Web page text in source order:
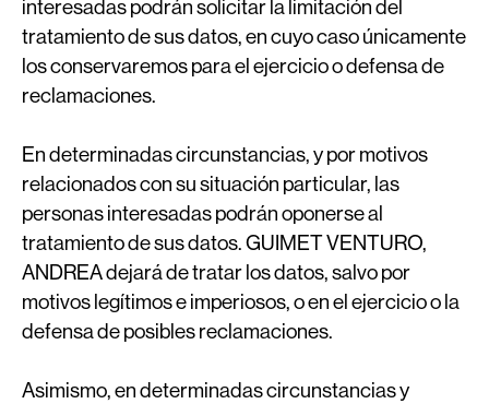
interesadas podrán solicitar la limitación del
tratamiento de sus datos, en cuyo caso únicamente
los conservaremos para el ejercicio o defensa de
reclamaciones.
En determinadas circunstancias, y por motivos
relacionados con su situación particular, las
personas interesadas podrán oponerse al
tratamiento de sus datos. GUIMET VENTURO,
ANDREA dejará de tratar los datos, salvo por
motivos legítimos e imperiosos, o en el ejercicio o la
defensa de posibles reclamaciones.
Asimismo, en determinadas circunstancias y